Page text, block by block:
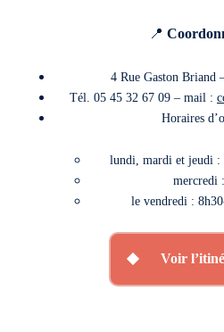
📍
4 Rue Gaston Briand
Tél. 05 45 32 67 09 – mail :
Horaires
lundi, mardi et jeudi :
mercredi
le vendredi :
Voir